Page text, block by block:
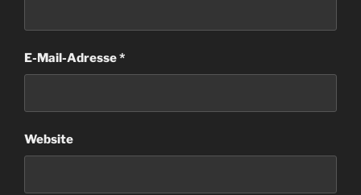
E-Mail-Adresse*
Website